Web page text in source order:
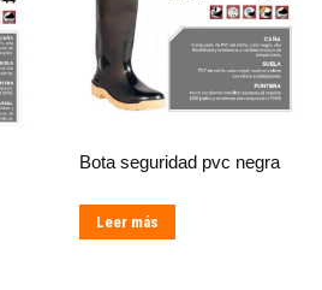
Bota seguridad pvc negra
Leer más